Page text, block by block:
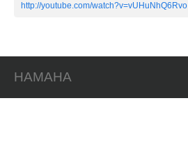
http://youtube.com/watch?v=vUHuNhQ6Rvo
HAMAHA